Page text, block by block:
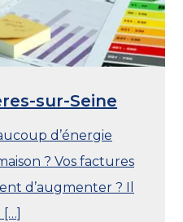
sur-Seine
d’énergie
? Vos factures
d’augmenter ? Il